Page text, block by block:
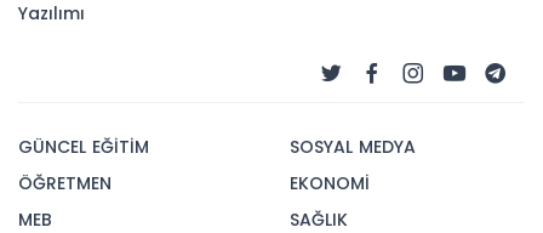
Yazılımı
GÜNCEL EĞİTİM
ÖĞRETMEN
MEB
SOSYAL MEDYA
EKONOMİ
SAĞLIK